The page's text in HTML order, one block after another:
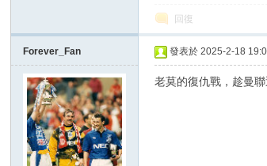
回復
Forever_Fan 發表於 2025-2-18
老莫的復仇戰，趁曼